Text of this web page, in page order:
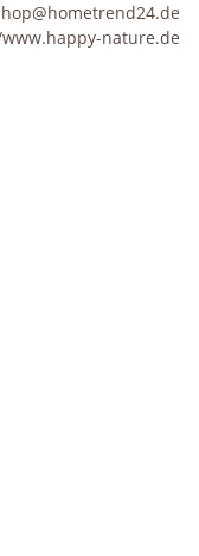
nature.de